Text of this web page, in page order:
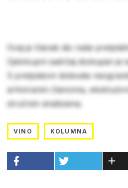
Ovaj je članak dio naše
Cjelokupni sadržaj dostupan je
S pretplatom dobivate
arhiviranim člancima,
stručnim analizama.
VINO KOLUMNA